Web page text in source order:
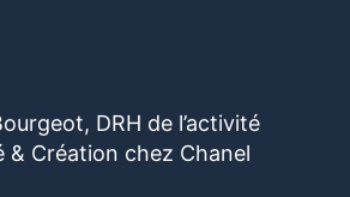
DRH de l’activité
& Création chez Chanel